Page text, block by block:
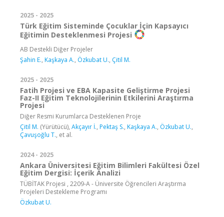
2025 - 2025
Türk Eğitim Sisteminde Çocuklar İçin Kapsayıcı
Eğitimin Desteklenmesi Projesi
AB Destekli Diğer Projeler
Şahin E., Kaşkaya A., Özkubat U., Çitil M.
2025 - 2025
Fatih Projesi ve EBA Kapasite Geliştirme Projesi
Faz-II Eğitim Teknolojilerinin Etkilerini Araştırma
Projesi
Diğer Resmi Kurumlarca Desteklenen Proje
Çitil M. (Yürütücü), Akçayır İ., Pektaş S., Kaşkaya A., Özkubat U.,
Çavuşoğlu T., et al.
2024 - 2025
Ankara Üniversitesi Eğitim Bilimleri Fakültesi Özel
Eğitim Dergisi: İçerik Analizi
TÜBİTAK Projesi , 2209-A - Üniversite Öğrencileri Araştırma
Projeleri Destekleme Programı
Özkubat U.